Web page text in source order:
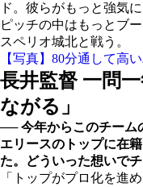
ド。彼らがもっと強気
ピッチの中はもっとブ
スペリオ城北と戦う。
【写真】80分通して高
長井監督 一問
ながる」
── 今年からこのチーム
エリースのトップに在
た。どういった想いで
「トップがプロ化を進